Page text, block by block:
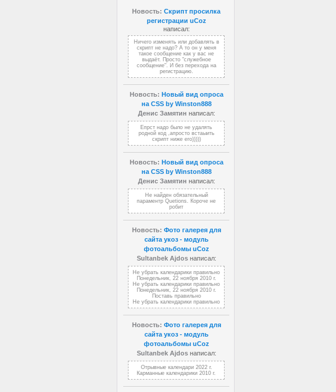
Новость: Скрипт просилка
регистрации uCoz
написал:
Ничего изменять или добавлять в
скрипт не надо? А то он у меня
такое сообщение как у вас не
выдаёт. Просто "служебное
сообщение". И без перехода на
регистрацию.
Новость: Новый вид опроса
на CSS by Winston888
Денис Замятин написал:
Епрст надо было не удалять
родной код ,апросто встаыить
скрипт ниже его)))))
Новость: Новый вид опроса
на CSS by Winston888
Денис Замятин написал:
Не найден обязательный
параментр Quetions. Короче не
робит
Новость: Фото галерея для
сайта укоз - модуль
фотоальбомы uCoz
Sultanbek Ajdosнаписал:
Не убрать календарики правильно
Понедельник, 22 ноября 2010 г.
Не убрать календарики правильно
Понедельник, 22 ноября 2010 г.
Поставь правильно
Не убрать календарики правильно
Новость: Фото галерея для
сайта укоз - модуль
фотоальбомы uCoz
Sultanbek Ajdosнаписал:
Отрывные календари 2022 г.
Карманные календарики 2010 г.